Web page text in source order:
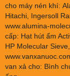
cho máy nén khí:
Hitachi, Ingersoll
www.alumina-
cấp: Hạt hút ẩm
HP Molecular
van xả cho: Bình